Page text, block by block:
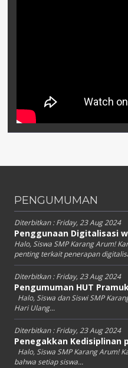
PENGUMUMAN
Diterbitkan :Friday, 23 Aug 2024
Penggunaan Digitalisasi
Halo, Siswa SMP Karang Arum!
penting terkait penerapan
Diterbitkan :Friday, 23 Aug 2024
Pengumuman HUT
Halo, Siswa dan Siswi SMP
Hari Ulang...
Diterbitkan :Friday, 23 Aug 2024
Penegakkan Kedisiplinan
Halo, Siswa SMP Karang Arum!
bahwa setiap siswa...